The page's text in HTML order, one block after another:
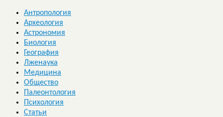
Антропология
Археология
Астрономия
Биология
География
Лженаука
Медицина
Общество
Палеонтология
Психология
Статьи